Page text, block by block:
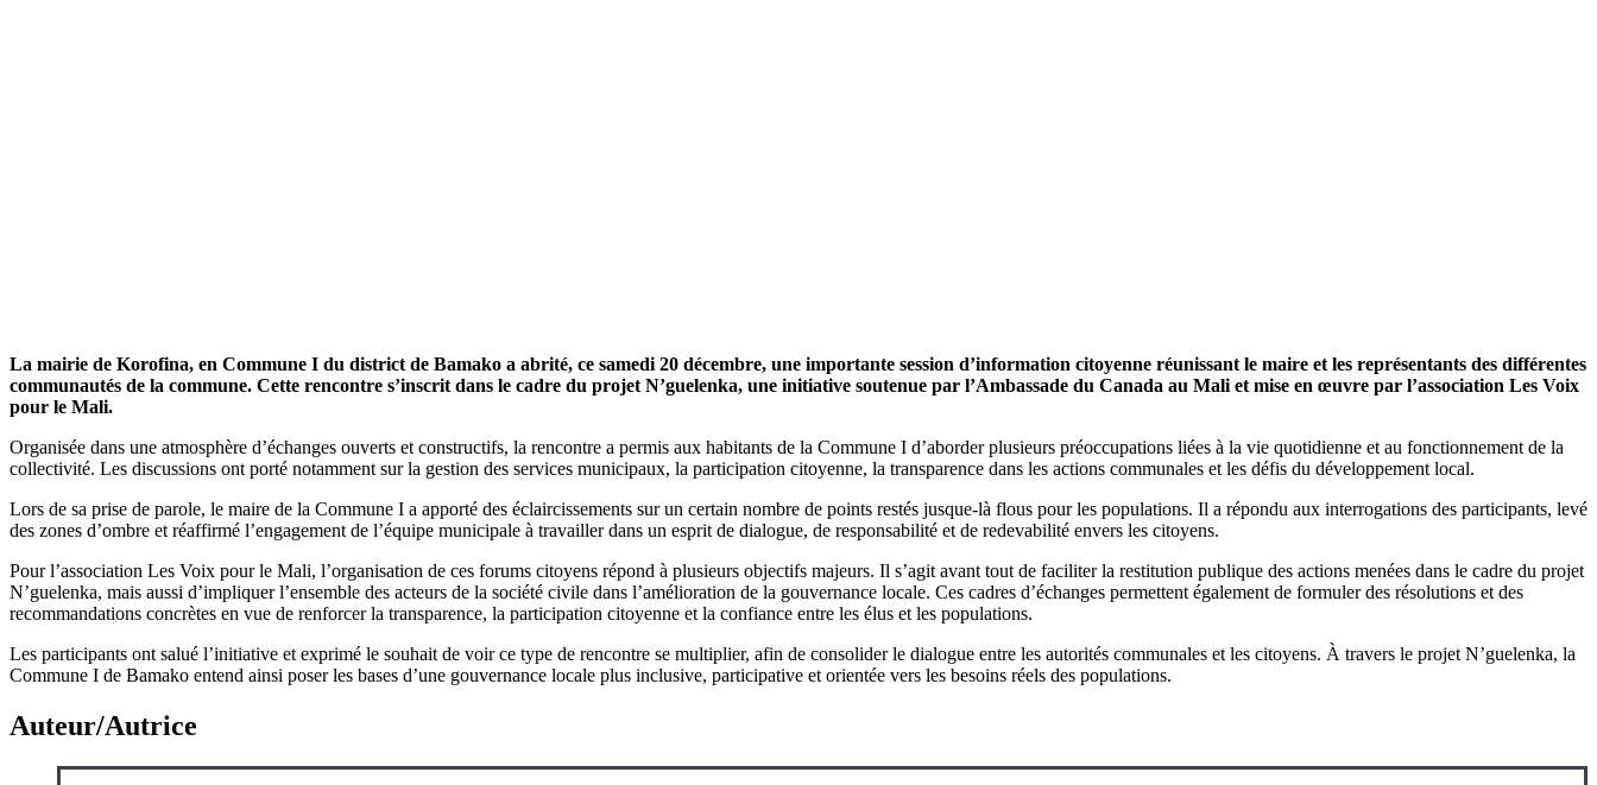
La mairie de Korofina, en Commune I du district de Bamako a abrité, ce samedi 20 décembre, une importante session d’information citoyenne réunissant le maire et les représentants des différentes
communautés de la commune. Cette rencontre s’inscrit dans le cadre du projet N’guelenka, une initiative soutenue par l’Ambassade du Canada au Mali et mise en œuvre par l’association Les Voix
pour le Mali.
Organisée dans une atmosphère d’échanges ouverts et constructifs, la rencontre a permis aux habitants de la Commune I d’aborder plusieurs préoccupations liées à la vie quotidienne et au fonctionnement de la
collectivité. Les discussions ont porté notamment sur la gestion des services municipaux, la participation citoyenne, la transparence dans les actions communales et les défis du développement local.
Lors de sa prise de parole, le maire de la Commune I a apporté des éclaircissements sur un certain nombre de points restés jusque-là flous pour les populations. Il a répondu aux interrogations des participants, levé
des zones d’ombre et réaffirmé l’engagement de l’équipe municipale à travailler dans un esprit de dialogue, de responsabilité et de redevabilité envers les citoyens.
Pour l’association Les Voix pour le Mali, l’organisation de ces forums citoyens répond à plusieurs objectifs majeurs. Il s’agit avant tout de faciliter la restitution publique des actions menées dans le cadre du projet
N’guelenka, mais aussi d’impliquer l’ensemble des acteurs de la société civile dans l’amélioration de la gouvernance locale. Ces cadres d’échanges permettent également de formuler des résolutions et des
recommandations concrètes en vue de renforcer la transparence, la participation citoyenne et la confiance entre les élus et les populations.
Les participants ont salué l’initiative et exprimé le souhait de voir ce type de rencontre se multiplier, afin de consolider le dialogue entre les autorités communales et les citoyens. À travers le projet N’guelenka, la
Commune I de Bamako entend ainsi poser les bases d’une gouvernance locale plus inclusive, participative et orientée vers les besoins réels des populations.
Auteur/Autrice